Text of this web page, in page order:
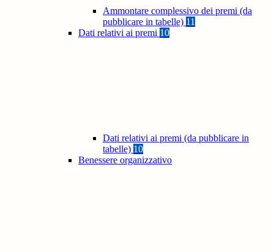
Ammontare complessivo dei premi (da
pubblicare in tabelle) 11
Dati relativi ai premi 10
Dati relativi ai premi (da pubblicare in
tabelle) 10
Benessere organizzativo